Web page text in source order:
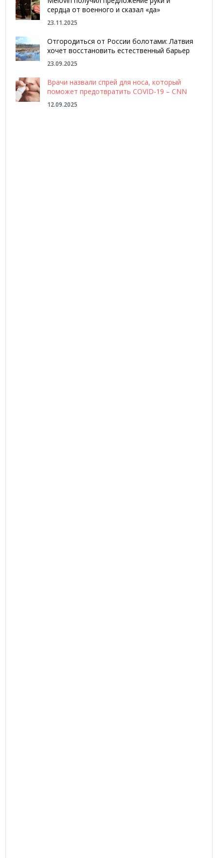
сердца от военного и сказал «да»
23.11.2025
Отгородиться от России болотами: Латвия
хочет восстановить естественный барьер
23.09.2025
Врачи назвали спрей для носа, который
поможет предотвратить COVID-19 – CNN
12.09.2025